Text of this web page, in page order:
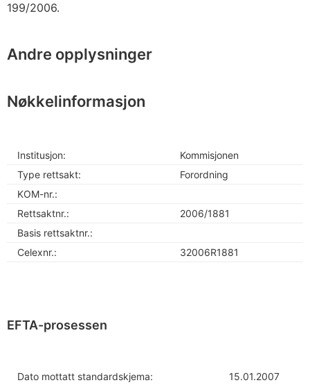
199/2006.
Andre opplysninger
Nøkkelinformasjon
Institusjon:
Kommisjonen
Type rettsakt:
Forordning
KOM-nr.:
Rettsaktnr.:
2006/1881
Basis rettsaktnr.:
Celexnr.:
32006R1881
EFTA-prosessen
Dato mottatt standardskjema:
15.01.2007